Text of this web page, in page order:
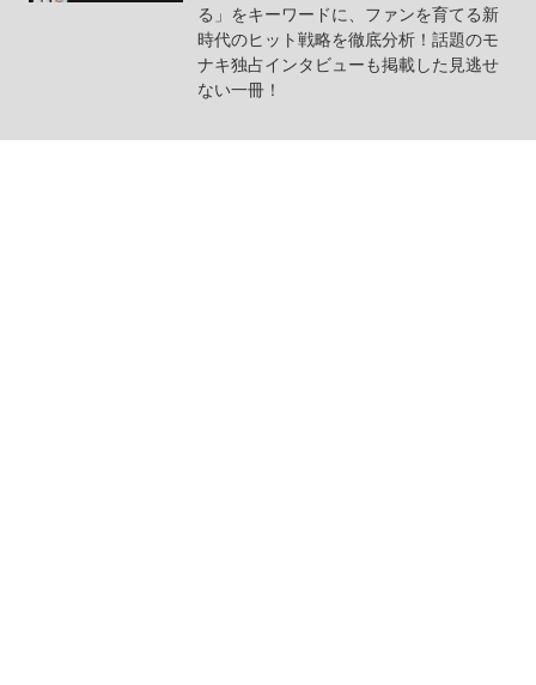
る」をキーワードに、ファンを育てる新
時代のヒット戦略を徹底分析！話題のモ
ナキ独占インタビューも掲載した見逃せ
ない一冊！